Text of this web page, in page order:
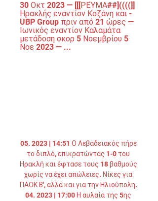
30 Οκτ 2023 — [[[ΡΕΎΜΑ##]((((]]
Ηρακλής εναντίον Κοζάνη και -
UBP Group πριν από 21 ώρες —
Ιωνικός εναντίον Καλαμάτα
μετάδοση σκορ 5 Νοεμβρίου 5
Νοε 2023 — ...
05. 2023 | 14:51 Ο Λεβαδειακός πήρε
το διπλό, επικρατώντας 1-0 του
Ηρακλή και έφτασε τους 18 βαθμούς
χωρίς να έχει απώλειες. Νίκες για
ΠΑΟΚ Β', αλλά και για την Ηλιούπολη.
04. 2023 | 17:00 Η αυλαία της 5ης